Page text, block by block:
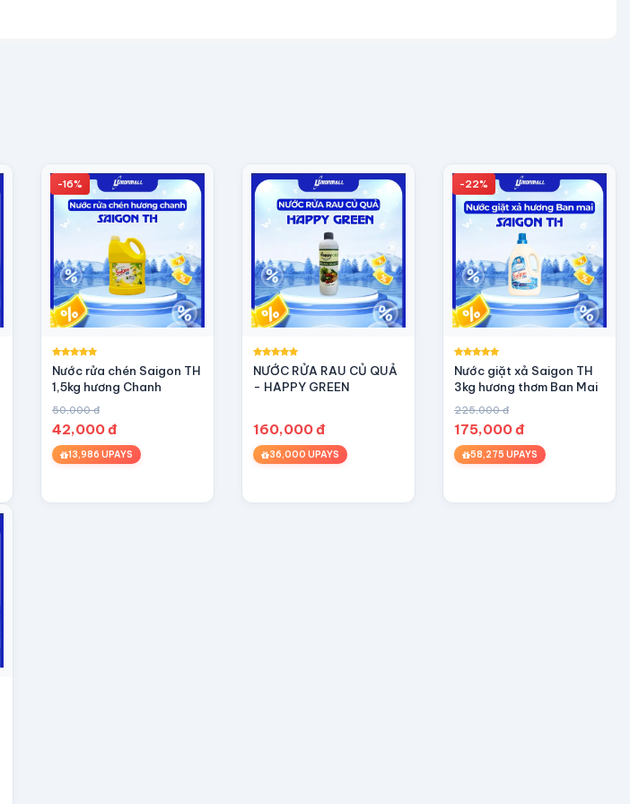
-16%
Nước rửa chén Saigon TH
1,5kg hương Chanh
50,000 đ
42,000 đ
13,986 UPAYS
NƯỚC RỬA RAU CỦ QUẢ
- HAPPY GREEN
160,000 đ
36,000 UPAYS
-22%
Nước giặt xả Saigon TH
3kg hương thơm Ban Mai
225,000 đ
175,000 đ
58,275 UPAYS